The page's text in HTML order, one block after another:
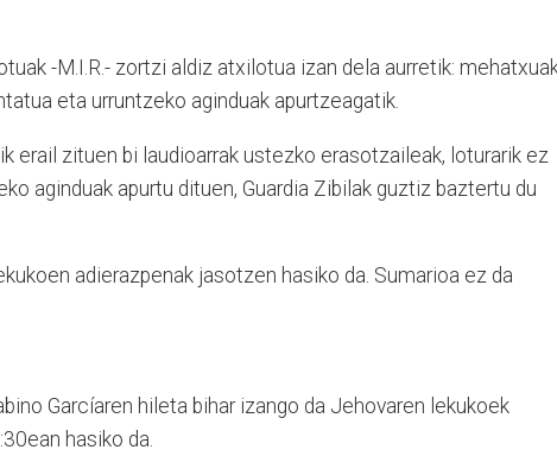
-M.I.R.- zortzi aldiz atxilotua izan dela aurretik:
eta urruntzeko aginduak apurtzeagatik.
erail zituen bi laudioarrak ustezko erasotzaileak, loturarik ez
aginduak apurtu dituen, Guardia Zibilak guztiz baztertu du
adierazpenak jasotzen hasiko da. Sumarioa ez da
Garcíaren hileta bihar izango da Jehovaren lekukoek
hasiko da.